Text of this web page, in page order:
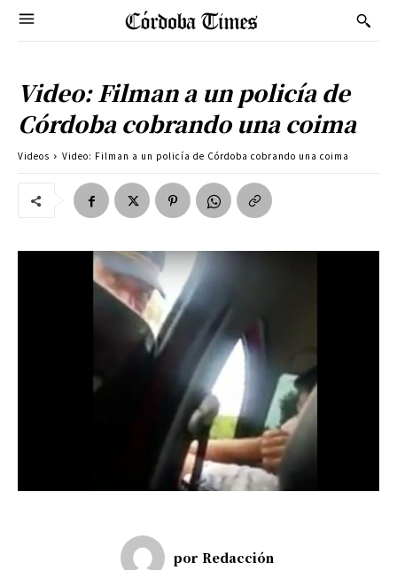
Video: Filman a un policía de
Córdoba cobrando una coima
Videos Video: Filman a un policía de Córdoba cobrando una coima
por Redacción